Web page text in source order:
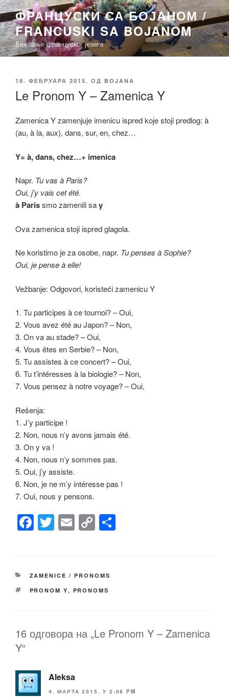
Скочи
на
садржај
ФРАНЦУСКИ СА БОЈАНОМ /
FRANCUSKI SA BOJANOM
Вежбање француског језика
ОБЈАВЉЕНО
19. ФЕБРУАРА 2015. ОД BOJANA
Le Pronom Y – Zamenica Y
Zamenica Y zamenjuje imenicu ispred koje stoji predlog: à
(au, à la, aux), dans, sur, en, chez…
Y= à, dans, chez…+ imenica
Napr. Tu vas à Paris?
Oui, j’y vais cet été.
à Parissmo zamenili say
Ova zamenica stoji ispred glagola.
Ne koristimo je za osobe, napr. Tu penses à Sophie?
Oui, je pense à elle!
Vežbanje: Odgovori, koristeći zamenicu Y
1. Tu participes à ce tournoi? – Oui,
2. Vous avez été au Japon? – Non,
3. On va au stade? – Oui,
4. Vous êtes en Serbie? – Non,
5. Tu assistes à ce concert? – Oui,
6. Tu t’intéresses à la biologie? – Non,
7. Vous pensez à notre voyage? – Oui,
Rešenja:
1. J’y participe !
2. Non, nous n’y avons jamais été.
3. On y va !
4. Non, nous n’y sommes pas.
5. Oui, j’y assiste.
6. Non, je ne m’y intéresse pas !
7. Oui, nous y pensons.
F
e
b
k
T
er
E C
y
Li
КАТЕГОРИЈЕ
ZAMENICE / PRONOMS
ОЗНАКЕ
PRONOM Y, PRONOMS
16 одговора на „Le Pronom Y – Zamenica
Y“
Aleksa
4. МАРТА 2015. У 2:08 PM